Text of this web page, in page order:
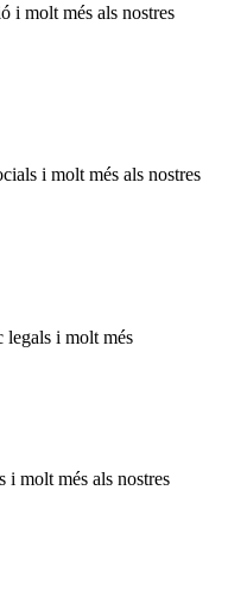
i molt més als nostres
i molt més als nostres
legals i molt més
i molt més als nostres